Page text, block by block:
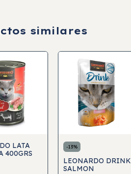
similares
LATA
400GRS
-13%
LEONARDO DRINK
SALMON